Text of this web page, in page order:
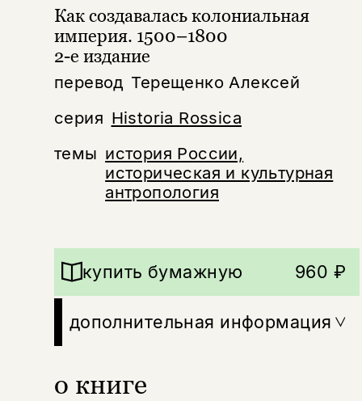
перевод Терещенко Алексей
серия Historia Rossica
темы история России,
историческая и культурная
антропология
Как создавалась колониальная
империя. 1500–1800
2-е издание
о книге
купить бумажную 960 ₽
дополнительная информация